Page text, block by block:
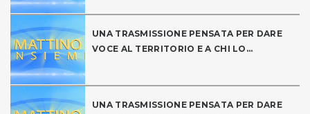
UNA TRASMISSIONE PENSATA PER DARE
VOCE AL TERRITORIO E A CHI LO...
UNA TRASMISSIONE PENSATA PER DARE